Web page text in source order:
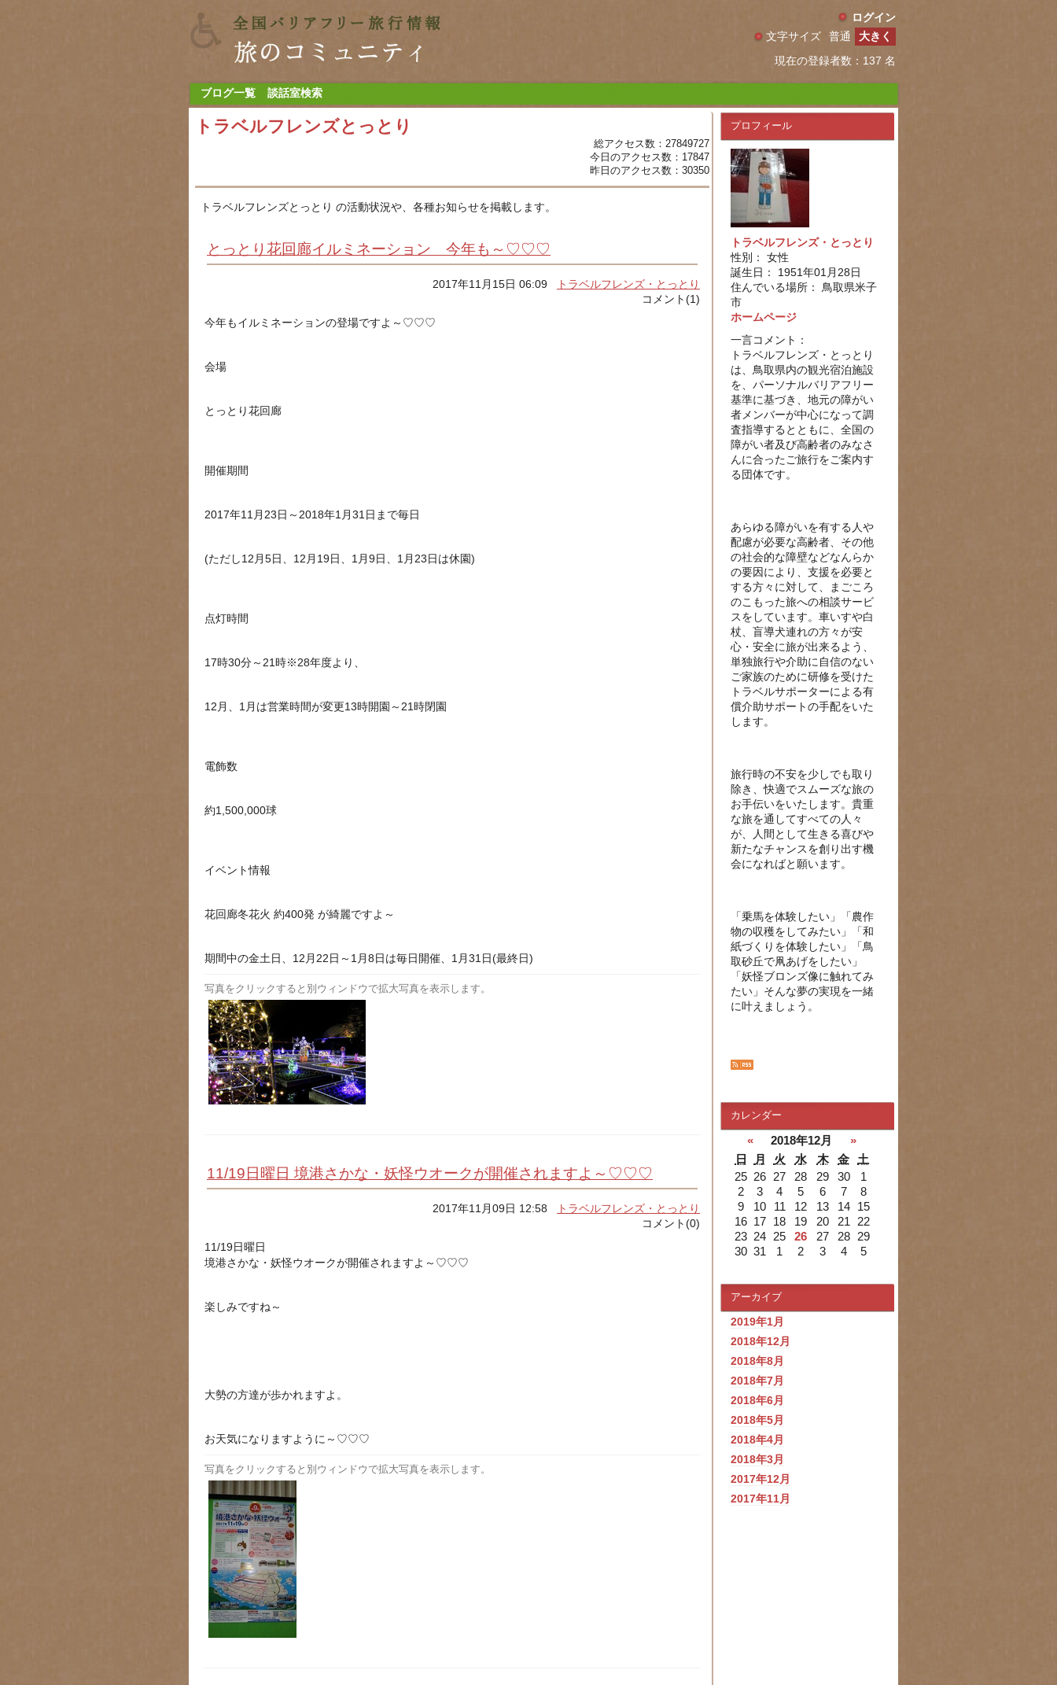
ログイン
現在の登録者数：137 名
文字サイズ 普通 大きく
ブログ一覧 談話室検索
トラベルフレンズとっとり
総アクセス数：27849727
今日のアクセス数：17847
昨日のアクセス数：30350
トラベルフレンズとっとり の活動状況や、各種お知らせを掲載します。
とっとり花回廊イルミネーション 今年も～♡♡♡
2017年11月15日 06:09
トラベルフレンズ・とっとり
コメント(1)
今年もイルミネーションの登場ですよ～♡♡♡
会場
とっとり花回廊
開催期間
2017年11月23日～2018年1月31日まで毎日
(ただし12月5日、12月19日、1月9日、1月23日は休園)
点灯時間
17時30分～21時※28年度より、
12月、1月は営業時間が変更13時開園～21時閉園
電飾数
約1,500,000球
イベント情報
花回廊冬花火 約400発 が綺麗ですよ～
期間中の金土日、12月22日～1月8日は毎日開催、1月31日(最終日)
写真をクリックすると別ウィンドウで拡大写真を表示します。
11/19日曜日 境港さかな・妖怪ウオークが開催されますよ～♡♡♡
2017年11月09日 12:58
トラベルフレンズ・とっとり
コメント(0)
11/19日曜日
境港さかな・妖怪ウオークが開催されますよ～♡♡♡
楽しみですね～
大勢の方達が歩かれますよ。
お天気になりますように～♡♡♡
写真をクリックすると別ウィンドウで拡大写真を表示します。
プロフィール
トラベルフレンズ・とっとり
性別： 女性
誕生日： 1951年01月28日
住んでいる場所： 鳥取県米子
市
ホームページ
一言コメント：
トラベルフレンズ・とっとり
は、鳥取県内の観光宿泊施設
を、パーソナルバリアフリー
基準に基づき、地元の障がい
者メンバーが中心になって調
査指導するとともに、全国の
障がい者及び高齢者のみなさ
んに合ったご旅行をご案内す
る団体です。
あらゆる障がいを有する人や
配慮が必要な高齢者、その他
の社会的な障壁などなんらか
の要因により、支援を必要と
する方々に対して、まごころ
のこもった旅への相談サービ
スをしています。車いすや白
杖、盲導犬連れの方々が安
心・安全に旅が出来るよう、
単独旅行や介助に自信のない
ご家族のために研修を受けた
トラベルサポーターによる有
償介助サポートの手配をいた
します。
旅行時の不安を少しでも取り
除き、快適でスムーズな旅の
お手伝いをいたします。貴重
な旅を通してすべての人々
が、人間として生きる喜びや
新たなチャンスを創り出す機
会になればと願います。
「乗馬を体験したい」「農作
物の収穫をしてみたい」「和
紙づくりを体験したい」「鳥
取砂丘で凧あげをしたい」
「妖怪ブロンズ像に触れてみ
たい」そんな夢の実現を一緒
に叶えましょう。
カレンダー
« 2018年12月
»
日
月 火 水 木 金
土
25 26 27 28 29 30
1
2
3 4 5 6 7
8
9
10 11 12 13 14
15
16 17 18 19 20 21
22
23 24 25 26 27 28
29
30 31 1 2 3 4 5
アーカイブ
2019年1月
2018年12月
2018年8月
2018年7月
2018年6月
2018年5月
2018年4月
2018年3月
2017年12月
2017年11月